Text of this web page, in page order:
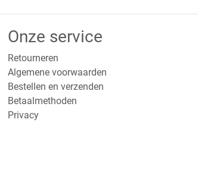
Onze service
Retourneren
Algemene voorwaarden
Bestellen en verzenden
Betaalmethoden
Privacy